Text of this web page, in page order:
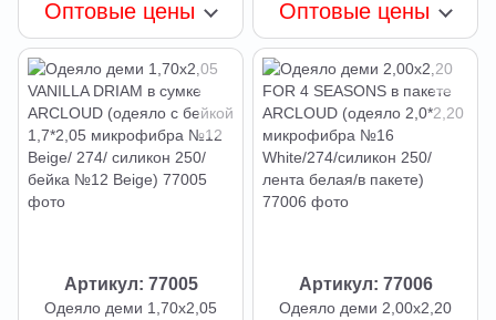
Оптовые цены
микрофибра Plain White
/274 250 32мм белый
пакет)
Оптовые цены
Артикул: 77005
Одеяло деми 1,70х2,05
Артикул: 77006
Одеяло деми 2,00х2,20